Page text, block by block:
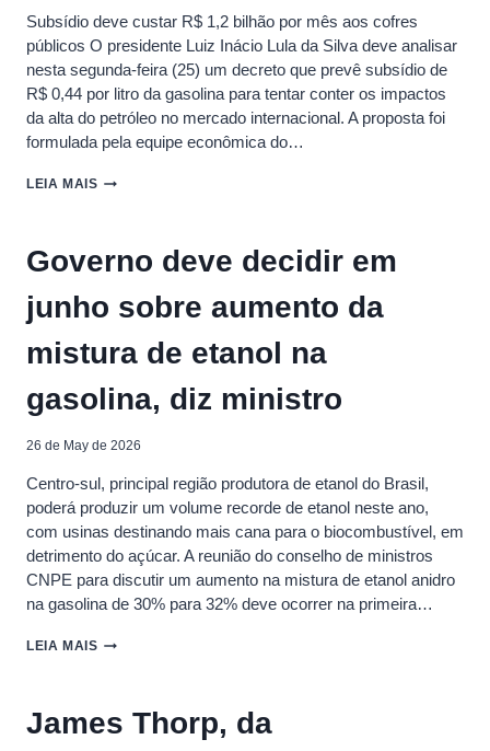
MÉDIO
Subsídio deve custar R$ 1,2 bilhão por mês aos cofres
públicos O presidente Luiz Inácio Lula da Silva deve analisar
nesta segunda-feira (25) um decreto que prevê subsídio de
R$ 0,44 por litro da gasolina para tentar conter os impactos
da alta do petróleo no mercado internacional. A proposta foi
formulada pela equipe econômica do…
LEIA MAIS GASOLINA
R$
MAIS
BARATA
MEDIDA
GOVERNO
Governo deve decidir em
junho sobre aumento da
mistura de etanol na
gasolina, diz ministro
26 de May de 2026
Centro-sul, principal região produtora de etanol do Brasil,
poderá produzir um volume recorde de etanol neste ano,
com usinas destinando mais cana para o biocombustível, em
detrimento do açúcar. A reunião do conselho de ministros
CNPE para discutir um aumento na mistura de etanol anidro
na gasolina de 30% para 32% deve ocorrer na primeira…
LEIA MAIS GOVERNO
JUNHO
James Thorp, da